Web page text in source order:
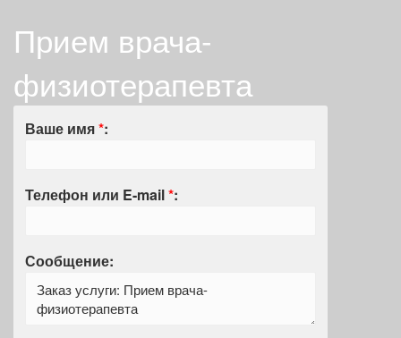
Прием врача-
физиотерапевта
Ваше имя*:
Телефон или E-mail*:
Сообщение: